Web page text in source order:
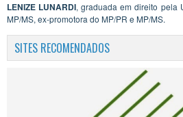
LENIZE LUNARDI, graduada em direito pela
MP/MS, ex-promotora do MP/PR e MP/MS.
SITES RECOMENDADOS